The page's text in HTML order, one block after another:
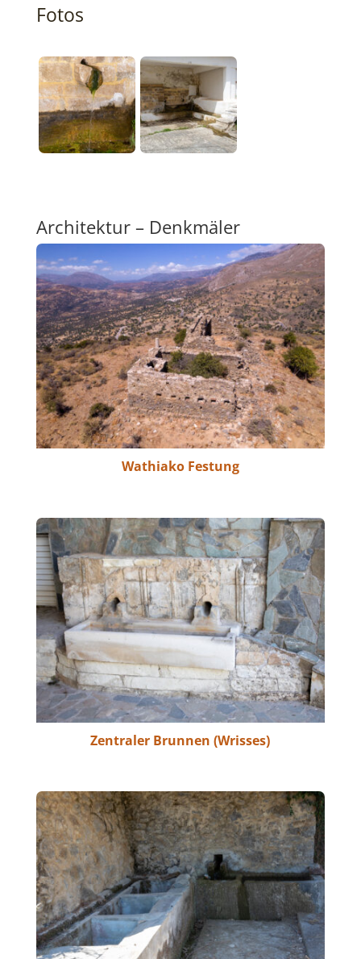
Fotos
Architektur – Denkmäler
Wathiako Festung
Zentraler Brunnen (Wrisses)